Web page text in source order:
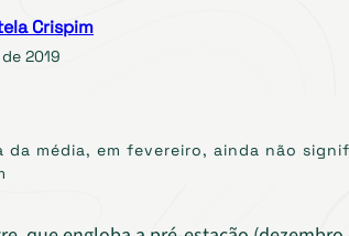
Crispim
2019
da média, em fevereiro, ainda não